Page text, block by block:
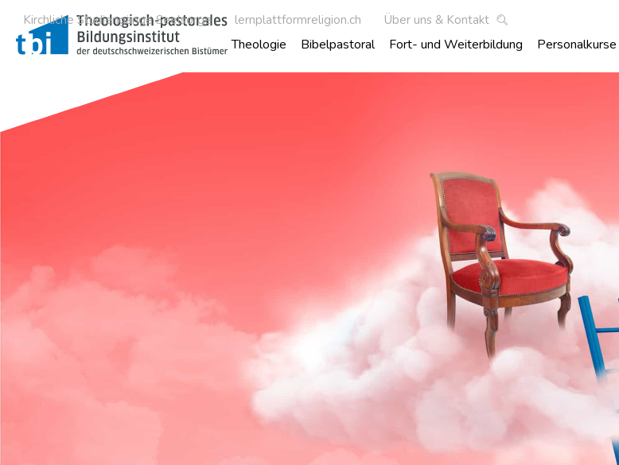
Kirchliche Studiengänge Seelsorge lernplattformreligion.ch Über uns & Kontakt
Theologie Bibelpastoral Fort- und Weiterbildung Personalkurse